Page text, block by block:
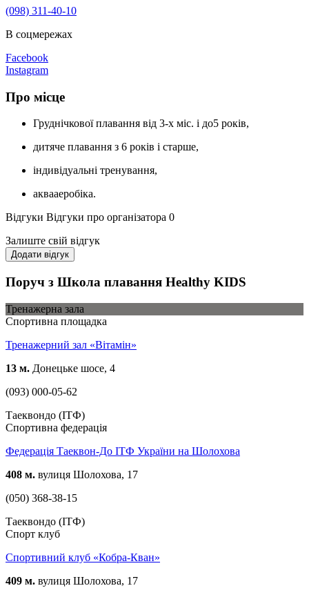
(098) 311-40-10
В соцмережах
Facebook
Instagram
Про місце
Груднічкової плавання від 3-х міс. і до5 років,
дитяче плавання з 6 років і старше,
індивідуальні тренування,
аквааеробіка.
Відгуки Відгуки про організатора 0
Залиште свій відгук
Додати відгук
Поруч з Школа плавання Healthy KIDS
Тренажерна зала
Спортивна площадка
Тренажерний зал «Вітамін»
13 м. Донецьке шосе, 4
(093) 000-05-62
Таеквондо (ІТФ)
Спортивна федерація
Федерація Таеквон-До ІТФ України на Шолохова
408 м. вулиця Шолохова, 17
(050) 368-38-15
Таеквондо (ІТФ)
Спорт клуб
Спортивний клуб «Кобра-Кван»
409 м. вулиця Шолохова, 17